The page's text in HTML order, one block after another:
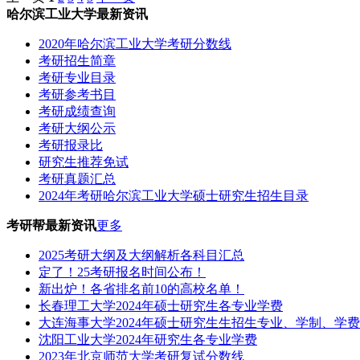
哈尔滨工业大学最新资讯
2020年哈尔滨工业大学考研分数线
考研招生简章
考研专业目录
考研参考书目
考研成绩查询
考研大纲公示
考研报录比
研究生推荐免试
考研真题汇总
2024年考研哈尔滨工业大学硕士研究生招生目录
考研帮最新资讯更多
2025考研大纲及大纲解析各科目汇总
定了！25考研报名时间公布！
新出炉！各省排名前10的高校名单！
长春理工大学2024年硕士研究生各专业学费
大连海事大学2024年硕士研究生生招生专业、学制、学
沈阳工业大学2024年研究生各专业学费
2023年北京师范大学考研复试分数线